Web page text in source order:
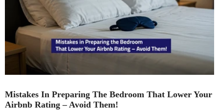
Mistakes In Preparing The Bedroom That Lower Your
Airbnb Rating – Avoid Them!